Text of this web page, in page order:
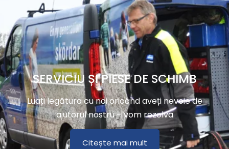
SERVICIU ȘI PIESE DE SCHIMB
Luați legătura cu noi oricând aveți nevoie de
ajutorul nostru – vom rezolva
Citește mai mult